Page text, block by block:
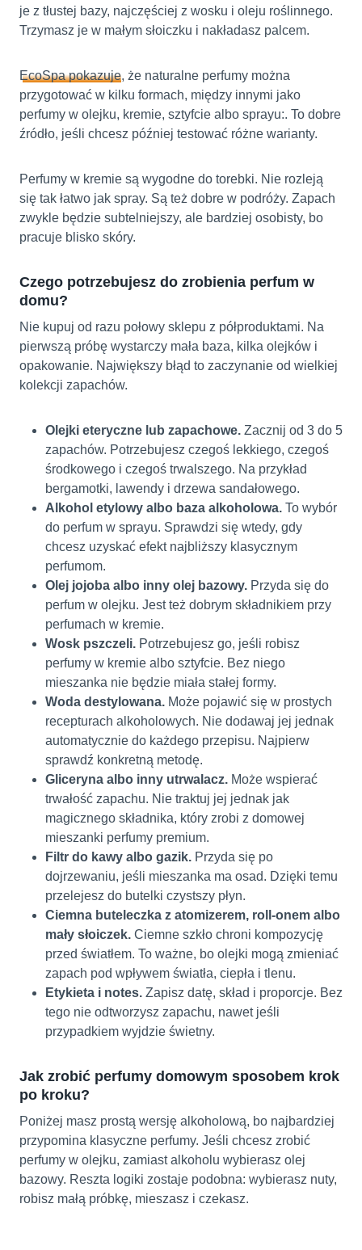
je z tłustej bazy, najczęściej z wosku i oleju roślinnego.
Trzymasz je w małym słoiczku i nakładasz palcem.
EcoSpa pokazuje, że naturalne perfumy można
przygotować w kilku formach, między innymi jako
perfumy w olejku, kremie, sztyfcie albo sprayu:. To dobre
źródło, jeśli chcesz później testować różne warianty.
Perfumy w kremie są wygodne do torebki. Nie rozleją
się tak łatwo jak spray. Są też dobre w podróży. Zapach
zwykle będzie subtelniejszy, ale bardziej osobisty, bo
pracuje blisko skóry.
Czego potrzebujesz do zrobienia perfum w
domu?
Nie kupuj od razu połowy sklepu z półproduktami. Na
pierwszą próbę wystarczy mała baza, kilka olejków i
opakowanie. Największy błąd to zaczynanie od wielkiej
kolekcji zapachów.
Olejki eteryczne lub zapachowe. Zacznij od 3 do 5
zapachów. Potrzebujesz czegoś lekkiego, czegoś
środkowego i czegoś trwalszego. Na przykład
bergamotki, lawendy i drzewa sandałowego.
Alkohol etylowy albo baza alkoholowa. To wybór
do perfum w sprayu. Sprawdzi się wtedy, gdy
chcesz uzyskać efekt najbliższy klasycznym
perfumom.
Olej jojoba albo inny olej bazowy. Przyda się do
perfum w olejku. Jest też dobrym składnikiem przy
perfumach w kremie.
Wosk pszczeli. Potrzebujesz go, jeśli robisz
perfumy w kremie albo sztyfcie. Bez niego
mieszanka nie będzie miała stałej formy.
Woda destylowana. Może pojawić się w prostych
recepturach alkoholowych. Nie dodawaj jej jednak
automatycznie do każdego przepisu. Najpierw
sprawdź konkretną metodę.
Gliceryna albo inny utrwalacz. Może wspierać
trwałość zapachu. Nie traktuj jej jednak jak
magicznego składnika, który zrobi z domowej
mieszanki perfumy premium.
Filtr do kawy albo gazik. Przyda się po
dojrzewaniu, jeśli mieszanka ma osad. Dzięki temu
przelejesz do butelki czystszy płyn.
Ciemna buteleczka z atomizerem, roll-onem albo
mały słoiczek. Ciemne szkło chroni kompozycję
przed światłem. To ważne, bo olejki mogą zmieniać
zapach pod wpływem światła, ciepła i tlenu.
Etykieta i notes. Zapisz datę, skład i proporcje. Bez
tego nie odtworzysz zapachu, nawet jeśli
przypadkiem wyjdzie świetny.
Jak zrobić perfumy domowym sposobem krok
po kroku?
Poniżej masz prostą wersję alkoholową, bo najbardziej
przypomina klasyczne perfumy. Jeśli chcesz zrobić
perfumy w olejku, zamiast alkoholu wybierasz olej
bazowy. Reszta logiki zostaje podobna: wybierasz nuty,
robisz małą próbkę, mieszasz i czekasz.